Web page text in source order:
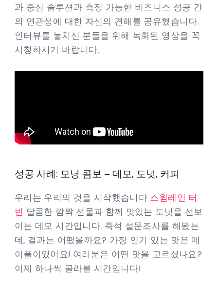
과 중심 솔루션과 측정 가능한 비즈니스 성공 간
의 연관성에 대한 자신의 견해를 공유했습니다.
인터뷰를 놓치신 분들을 위해 녹화된 영상을 꼭
시청하시기 바랍니다.
성공 사례: 모닝 콤보 – 데모, 도넛, 커피
우리는 우리의 것을 시작했습니다 스윔레인 터
빈 달콤한 깜짝 선물과 함께 맛있는 도넛을 선보
이는 데모 시간입니다. 즉석 설문조사를 해봤는
데, 결과는 어땠을까요? 가장 인기 있는 맛은 메
이플이었어요! 여러분은 어떤 맛을 고르셨나요?
이제 하나씩 골라볼 시간입니다!